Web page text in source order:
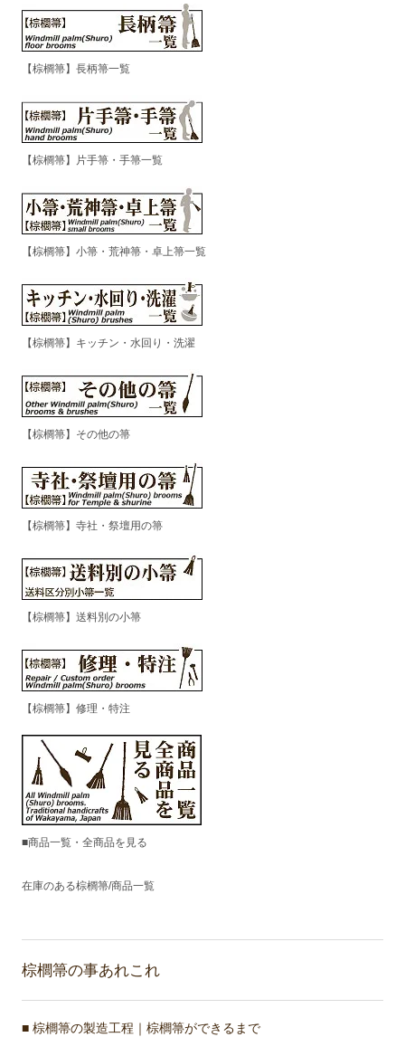
【棕櫚箒】長柄箒一覧
【棕櫚箒】片手箒・手箒一覧
【棕櫚箒】小箒・荒神箒・卓上箒一覧
【棕櫚箒】キッチン・水回り・洗濯
【棕櫚箒】その他の箒
【棕櫚箒】寺社・祭壇用の箒
【棕櫚箒】送料別の小箒
【棕櫚箒】修理・特注
■商品一覧・全商品を見る
在庫のある棕櫚箒/商品一覧
棕櫚箒の事あれこれ
■ 棕櫚箒の製造工程｜棕櫚箒ができるまで